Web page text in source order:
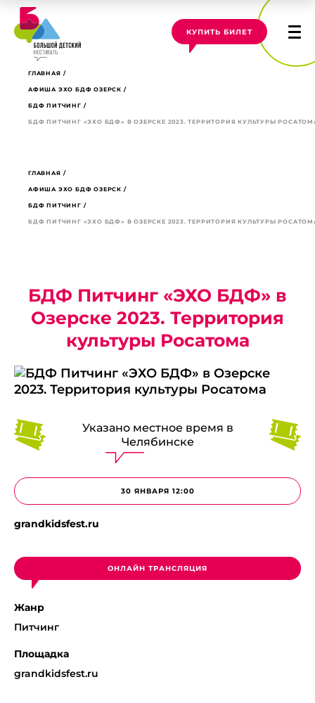
КУПИТЬ БИЛЕТ
ГЛАВНАЯ
АФИША ЭХО БДФ ОЗЕРСК
БДФ ПИТЧИНГ
БДФ ПИТЧИНГ «ЭХО БДФ» В ОЗЕРСКЕ 2023. ТЕРРИТОРИЯ КУЛЬТУРЫ
ГЛАВНАЯ
АФИША ЭХО БДФ ОЗЕРСК
БДФ ПИТЧИНГ
БДФ ПИТЧИНГ «ЭХО БДФ» В ОЗЕРСКЕ 2023. ТЕРРИТОРИЯ КУЛЬТУРЫ
БДФ Питчинг «ЭХО БДФ» в
Озерске 2023. Территория
культуры Росатома
Указано местное время в
Челябинске
30 ЯНВАРЯ 12:00
grandkidsfest.ru
ОНЛАЙН ТРАНСЛЯЦИЯ
Жанр
Питчинг
Площадка
grandkidsfest.ru